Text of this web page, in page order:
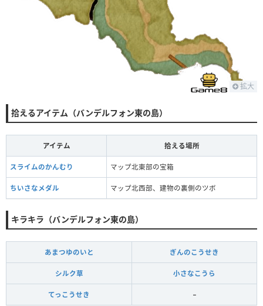
拡大
拾えるアイテム（バンデルフォン東の島）
アイテム 拾える場所
スライムのかんむり マップ北東部の宝箱
ちいさなメダル マップ北西部、建物の裏側のツボ
キラキラ（バンデルフォン東の島）
あまつゆのいと ぎんのこうせき
シルク草 小さなこうら
てっこうせき −